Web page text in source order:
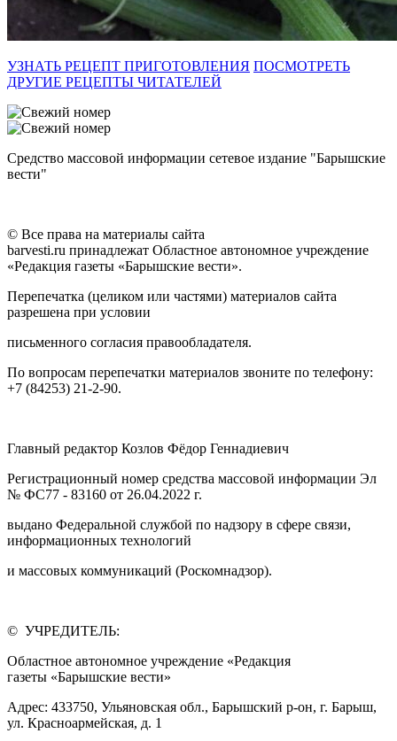
УЗНАТЬ РЕЦЕПТ ПРИГОТОВЛЕНИЯ ПОСМОТРЕТЬ
ДРУГИЕ РЕЦЕПТЫ ЧИТАТЕЛЕЙ
Средство массовой информации сетевое издание "Барышские
вести"
© Все права на материалы сайта
barvesti.ru принадлежат Областное автономное учреждение
«Редакция газеты «Барышские вести».
Перепечатка (целиком или частями) материалов сайта
разрешена при условии
письменного согласия правообладателя.
По вопросам перепечатки материалов звоните по телефону:
+7 (84253) 21-2-90.
Главный редактор Козлов Фёдор Геннадиевич
Регистрационный номер средства массовой информации Эл
№ ФС77 - 83160 от 26.04.2022 г.
выдано Федеральной службой по надзору в сфере связи,
информационных технологий
и массовых коммуникаций (Роскомнадзор).
© УЧРЕДИТЕЛЬ:
Областное автономное учреждение «Редакция
газеты «Барышские вести»
Адрес: 433750, Ульяновская обл., Барышский р-он, г. Барыш,
ул. Красноармейская, д. 1